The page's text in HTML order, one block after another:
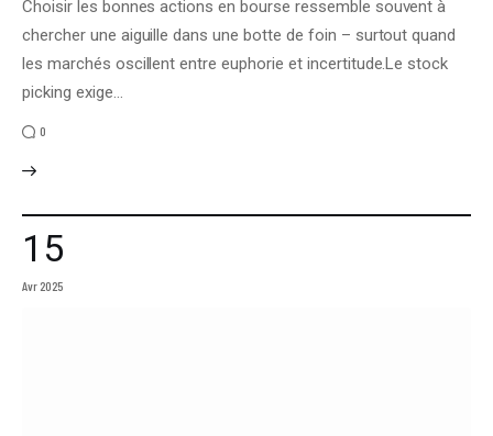
Choisir les bonnes actions en bourse ressemble souvent à
chercher une aiguille dans une botte de foin – surtout quand
les marchés oscillent entre euphorie et incertitude.Le stock
picking exige…
0
15
Avr 2025